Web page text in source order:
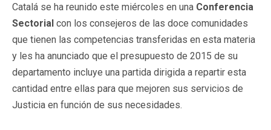
Catalá se ha reunido este miércoles en una Conferencia
Sectorial con los consejeros de las doce comunidades
que tienen las competencias transferidas en esta materia
y les ha anunciado que el presupuesto de 2015 de su
departamento incluye una partida dirigida a repartir esta
cantidad entre ellas para que mejoren sus servicios de
Justicia en función de sus necesidades.